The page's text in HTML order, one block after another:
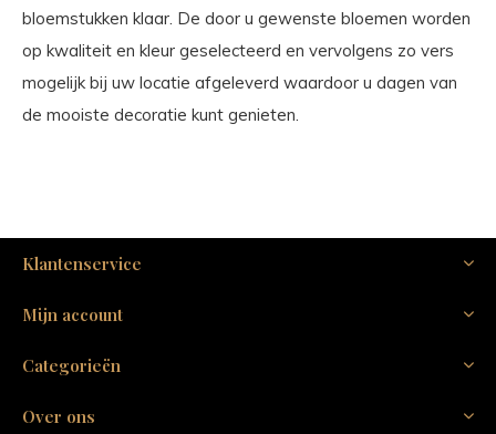
bloemstukken klaar. De door u gewenste bloemen worden
op kwaliteit en kleur geselecteerd en vervolgens zo vers
mogelijk bij uw locatie afgeleverd waardoor u dagen van
de mooiste decoratie kunt genieten.
Klantenservice
Mijn account
Categorieën
Over ons